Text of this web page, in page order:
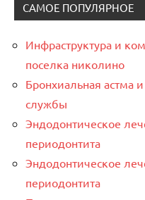
САМОЕ ПОПУЛЯРНОЕ
Инфраструктура и
поселка николино
Бронхиальная астма
службы
Эндодонтическое
периодонтита
Эндодонтическое
периодонтита